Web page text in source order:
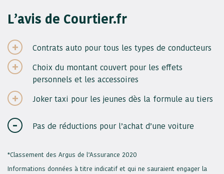
L’avis de Courtier.fr
Contrats auto pour tous les types de conducteurs
Choix du montant couvert pour les effets
personnels et les accessoires
Joker taxi pour les jeunes dès la formule au tiers
Pas de réductions pour l’achat d’une voiture
*Classement des Argus de l’Assurance 2020
Informations données à titre indicatif et qui ne sauraient engager la